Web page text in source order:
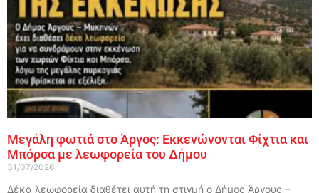
Μεγάλη φωτιά στο Άργος: Εκκενώνονται Φίχτια και
Μπόρσα με λεωφορεία του Δήμου
31/07/2026
Δέκα λεωφορεία διαθέτει αυτή τη στιγμή ο Δήμος Άργους –